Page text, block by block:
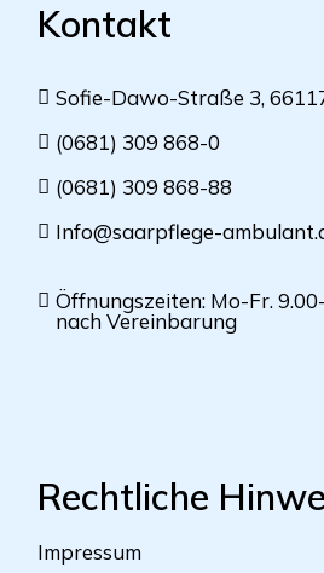
Kontakt
Sofie-Dawo-Straße 3,
(0681) 309 868-0
(0681) 309 868-88
Info@saarpflege-
Öffnungszeiten: Mo-Fr.
nach Vereinbarung
Rechtliche
Impressum